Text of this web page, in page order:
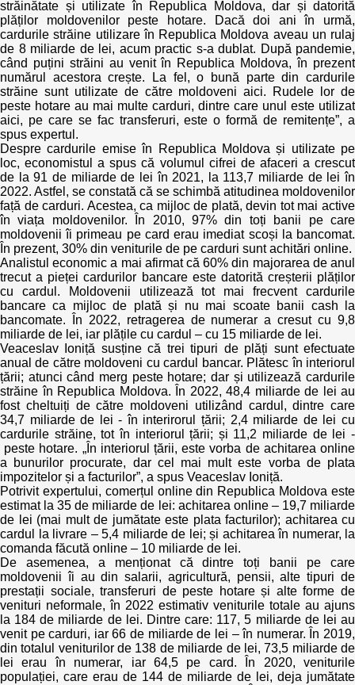
Democrația, independența și transparența instituțiilor
publice-cheie din Moldova
Achiziții publice
Achizițiile publice în vizorul societății civile
străinătate și utilizate în Republica Moldova, dar și datorită
plăților moldovenilor peste hotare. Dacă doi ani în urmă,
cardurile străine utilizare în Republica Moldova aveau un rulaj
de 8 miliarde de lei, acum practic s-a dublat. După pandemie,
când puțini străini au venit în Republica Moldova, în prezent
numărul acestora crește. La fel, o bună parte din cardurile
străine sunt utilizate de către moldoveni aici. Rudele lor de
peste hotare au mai multe carduri, dintre care unul este utilizat
aici, pe care se fac transferuri, este o formă de remitențe”, a
spus expertul.
Despre cardurile emise în Republica Moldova și utilizate pe
loc, economistul a spus că volumul cifrei de afaceri a crescut
de la 91 de miliarde de lei în 2021, la 113,7 miliarde de lei în
2022. Astfel, se constată că se schimbă atitudinea moldovenilor
față de carduri. Acestea, ca mijloc de plată, devin tot mai active
în viața moldovenilor. În 2010, 97% din toți banii pe care
moldovenii îi primeau pe card erau imediat scoși la bancomat.
În prezent, 30% din veniturile de pe carduri sunt achitări online.
Analistul economic a mai afirmat că 60% din majorarea de anul
trecut a pieței cardurilor bancare este datorită creșterii plăților
cu cardul. Moldovenii utilizează tot mai frecvent cardurile
bancare ca mijloc de plată și nu mai scoate banii cash la
bancomate. În 2022, retragerea de numerar a cresut cu 9,8
miliarde de lei, iar plățile cu cardul – cu 15 miliarde de lei.
Veaceslav Ioniță susține că trei tipuri de plăți sunt efectuate
anual de către moldoveni cu cardul bancar. Plătesc în interiorul
țării; atunci când merg peste hotare; dar și utilizează cardurile
străine în Republica Moldova. În 2022, 48,4 miliarde de lei au
fost cheltuiți de către moldoveni utilizând cardul, dintre care
34,7 miliarde de lei - în interirorul țării; 2,4 miliarde de lei cu
cardurile străine, tot în interiorul țării; și 11,2 miliarde de lei -
peste hotare. „În interiorul țării, este vorba de achitarea online
a bunurilor procurate, dar cel mai mult este vorba de plata
impozitelor și a facturilor”, a spus Veaceslav Ioniță.
Potrivit expertului, comerțul online din Republica Moldova este
estimat la 35 de miliarde de lei: achitarea online – 19,7 miliarde
de lei (mai mult de jumătate este plata facturilor); achitarea cu
cardul la livrare – 5,4 miliarde de lei; și achitarea în numerar, la
comanda făcută online – 10 miliarde de lei.
De asemenea, a menționat că dintre toți banii pe care
moldovenii îi au din salarii, agricultură, pensii, alte tipuri de
prestații sociale, transferuri de peste hotare și alte forme de
venituri neformale, în 2022 estimativ veniturile totale au ajuns
la 184 de miliarde de lei. Dintre care: 117, 5 miliarde de lei au
venit pe carduri, iar 66 de miliarde de lei – în numerar. În 2019,
din totalul veniturilor de 138 de miliarde de lei, 73,5 miliarde de
lei erau în numerar, iar 64,5 pe card. În 2020, veniturile
populației, care erau de 144 de miliarde de lei, deja jumătate